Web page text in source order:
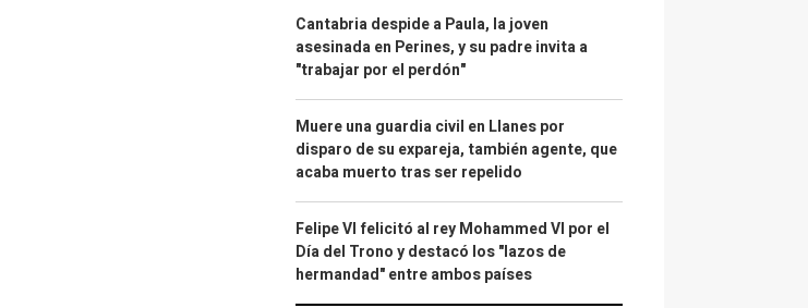
Cantabria despide a Paula, la joven
asesinada en Perines, y su padre invita a
"trabajar por el perdón"
Muere una guardia civil en Llanes por
disparo de su expareja, también agente, que
acaba muerto tras ser repelido
Felipe VI felicitó al rey Mohammed VI por el
Día del Trono y destacó los "lazos de
hermandad" entre ambos países